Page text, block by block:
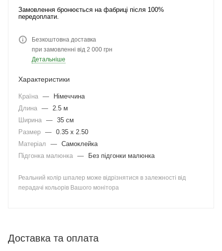
Замовлення бронюється на фабриці після 100%
передоплати.
Безкоштовна доставка
при замовленні від 2 000 грн
Детальніше
Характеристики
Країна —
Німеччина
Длина — 2.5 м
Ширина — 35 см
Размер — 0.35 x 2.50
Матеріал
— Самоклейка
Підгонка малюнка — Без підгонки малюнка
Реальний колір шпалер може відрізнятися в залежності від
перадачі кольорів Вашого монітора
Доставка та оплата